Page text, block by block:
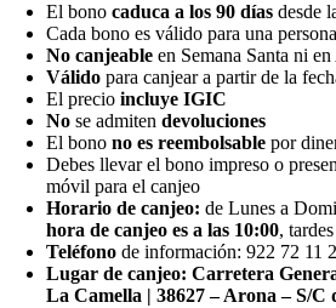
El bono caduca a los 90 días desde
Cada bono es válido para una persona
No canjeable en Semana Santa ni
Válido para canjear a partir de la
El precio incluye IGIC
No se admiten devoluciones
El bono no es reembolsable por
Debes llevar el bono impreso o
móvil para el canjeo
Horario de canjeo: de Lunes a
hora de canjeo es a las 10:00,
Teléfono de información: 922 72 11
Lugar de canjeo: Carretera
La Camella | 38627 – Arona – S/C